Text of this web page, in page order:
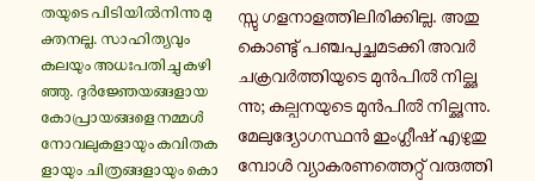
ത­യു­ടെ പി­ടി­യിൽ­നി­ന്നു മു­
ക്ത­ന­ല്ല. സാ­ഹി­ത്യ­വും
കലയും അ­ധഃ­പ­തി­ച്ചു ക­ഴി­
ഞ്ഞു. ദുർ­ജ്ഞേ­യ­ങ്ങ­ളാ­യ
കോ­പ്രാ­യ­ങ്ങ­ളെ നമ്മൾ
നോ­വ­ലു­ക­ളാ­യും ക­വി­ത­ക­
ളാ­യും ചി­ത്ര­ങ്ങ­ളാ­യും കൊ­
സ്സു ഗ­ള­നാ­ള­ത്തി­ലി­രി­ക്കി­ല്ല. അ­തു­
കൊ­ണ്ടു് പ­ഞ്ച­പു­ച്ഛ­മ­ട­ക്കി അവർ
ച­ക്ര­വർ­ത്തി­യു­ടെ മുൻ­പിൽ നി­ല്ക്കു­
ന്നു; ക­ല്പ­ന­യു­ടെ മുൻ­പിൽ നി­ല്ക്കു­ന്നു.
മേ­ലു­ദ്യോ­ഗ­സ്ഥൻ ഇം­ഗ്ലീ­ഷ് എ­ഴു­തു­
മ്പോൾ വ്യാ­ക­ര­ണ­ത്തെ­റ്റു് വ­രു­ത്തി­